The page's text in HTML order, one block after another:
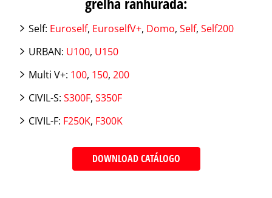
Self: Euroself, EuroselfV+, Domo, Self, Self200
URBAN: U100, U150
Multi V+: 100, 150, 200
CIVIL-S: S300F, S350F
CIVIL-F: F250K, F300K
DOWNLOAD CATÁLOGO